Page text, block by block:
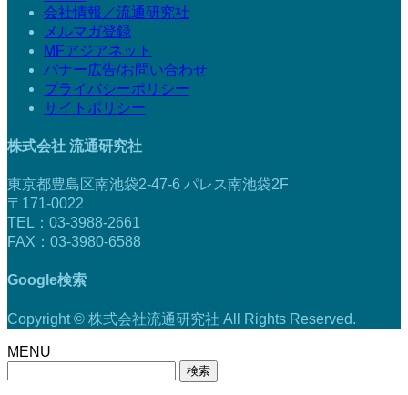
会社情報／流通研究社
メルマガ登録
MFアジアネット
バナー広告/お問い合わせ
プライバシーポリシー
サイトポリシー
株式会社 流通研究社
東京都豊島区南池袋2-47-6 パレス南池袋2F
〒171-0022
TEL：03-3988-2661
FAX：03-3980-6588
Google検索
Copyright © 株式会社流通研究社 All Rights Reserved.
MENU